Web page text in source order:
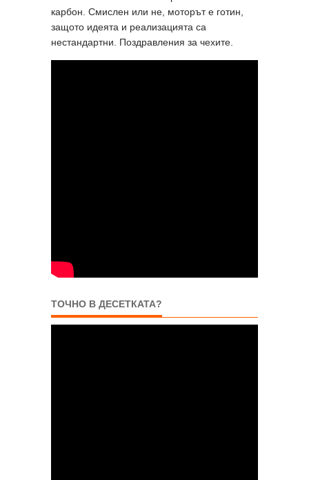
карбон. Смислен или не, моторът е готин,
защото идеята и реализацията са
нестандартни. Поздравления за чехите.
ТОЧНО В ДЕСЕТКАТА?